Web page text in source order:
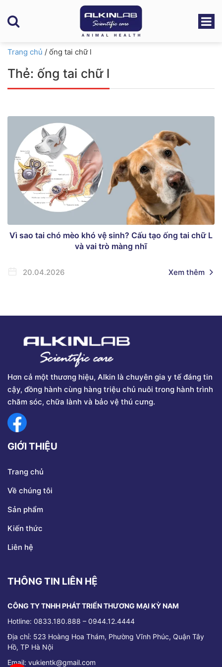
Trang chủ / ống tai chữ l
Thẻ: ống tai chữ l
Vì sao tai chó mèo khó vệ sinh? Cấu tạo ống tai chữ L
và vai trò màng nhĩ
20.04.2026 Xem thêm
Hơn cả một thương hiệu, Alkin là chuyên gia y tế đáng tin
cậy, đồng hành cùng hàng triệu chủ nuôi trong hành trình
chăm sóc, chữa lành và bảo vệ thú cưng.
GIỚI THIỆU
Trang chủ
Về chúng tôi
Sản phẩm
Kiến thức
Liên hệ
THÔNG TIN LIÊN HỆ
CÔNG TY TNHH PHÁT TRIỂN THƯƠNG MẠI KỲ NAM
Hotline: 0833.180.888 – 0944.12.4444
Địa chỉ: 523 Hoàng Hoa Thám, Phường Vĩnh Phúc, Quận Tây
Hồ, TP Hà Nội
Email: vukientk@gmail.com